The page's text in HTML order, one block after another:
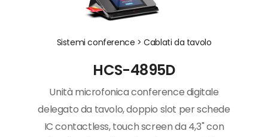
Sistemi conference >Cablati da tavolo
HCS-4895D
Unità microfonica conference digitale
delegato da tavolo, doppio slot per schede
IC contactless, touch screen da 4,3'' con